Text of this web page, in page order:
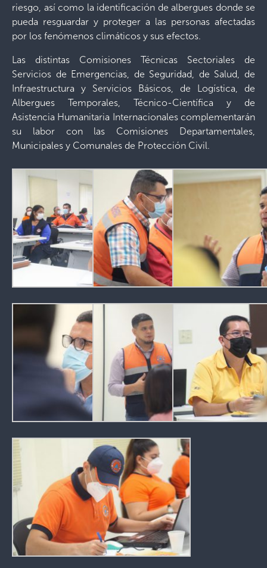
riesgo, así como la identificación de albergues donde se
pueda resguardar y proteger a las personas afectadas
por los fenómenos climáticos y sus efectos.
Las distintas Comisiones Técnicas Sectoriales de
Servicios de Emergencias, de Seguridad, de Salud, de
Infraestructura y Servicios Básicos, de Logística, de
Albergues Temporales, Técnico-Científica y de
Asistencia Humanitaria Internacionales complementarán
su labor con las Comisiones Departamentales,
Municipales y Comunales de Protección Civil.